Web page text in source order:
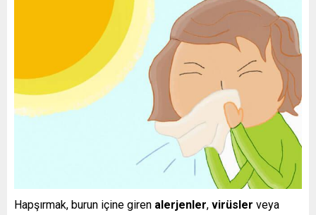
Hapşırmak, burun içine giren alerjenler, virüsler veya